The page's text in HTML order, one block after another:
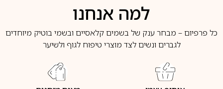
למה אנחנו
כל פרפיום – מבחר ענק של בשמים קלאסיים ובשמי בוטיק מיוחדים
לגברים ונשים לצד מוצרי טיפוח לגוף ולשיער